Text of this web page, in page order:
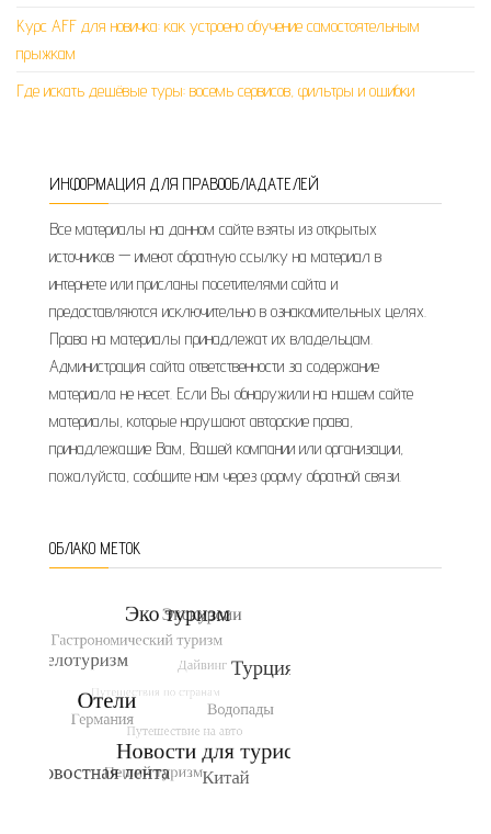
Курс AFF для новичка: как устроено обучение самостоятельным
прыжкам
Где искать дешёвые туры: восемь сервисов, фильтры и ошибки
ИНФОРМАЦИЯ ДЛЯ ПРАВООБЛАДАТЕЛЕЙ
Все материалы на данном сайте взяты из открытых
источников — имеют обратную ссылку на материал в
интернете или присланы посетителями сайта и
предоставляются исключительно в ознакомительных целях.
Права на материалы принадлежат их владельцам.
Администрация сайта ответственности за содержание
материала не несет. Если Вы обнаружили на нашем сайте
материалы, которые нарушают авторские права,
принадлежащие Вам, Вашей компании или организации,
пожалуйста, сообщите нам через форму обратной связи.
ОБЛАКО МЕТОК